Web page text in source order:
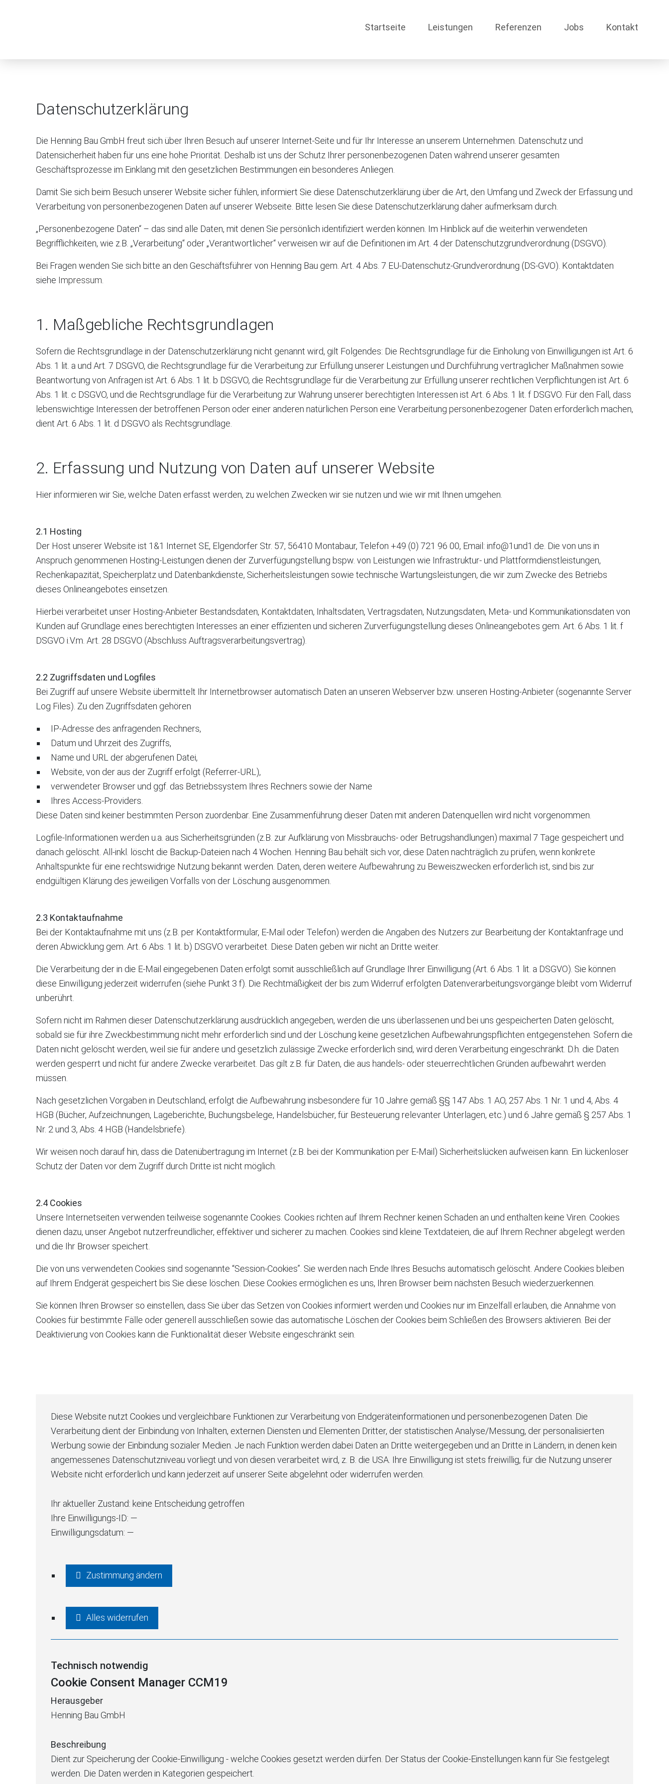
Startseite Leistungen Referenzen Jobs Kontakt
Datenschutzerklärung
Die Henning Bau GmbH freut sich über Ihren Besuch auf unserer Internet-Seite und für Ihr Interesse an unserem Unternehmen. Datenschutz und
Datensicherheit haben für uns eine hohe Priorität. Deshalb ist uns der Schutz Ihrer personenbezogenen Daten während unserer gesamten
Geschäftsprozesse im Einklang mit den gesetzlichen Bestimmungen ein besonderes Anliegen.
Damit Sie sich beim Besuch unserer Website sicher fühlen, informiert Sie diese Datenschutzerklärung über die Art, den Umfang und Zweck der Erfassung und
Verarbeitung von personenbezogenen Daten auf unserer Webseite. Bitte lesen Sie diese Datenschutzerklärung daher aufmerksam durch.
„Personenbezogene Daten“ – das sind alle Daten, mit denen Sie persönlich identifiziert werden können. Im Hinblick auf die weiterhin verwendeten
Begrifflichkeiten, wie z.B. „Verarbeitung“ oder „Verantwortlicher“ verweisen wir auf die Definitionen im Art. 4 der Datenschutzgrundverordnung (DSGVO).
Bei Fragen wenden Sie sich bitte an den Geschäftsführer von Henning Bau gem. Art. 4 Abs. 7 EU-Datenschutz-Grundverordnung (DS-GVO). Kontaktdaten
siehe Impressum
1. Maßgebliche Rechtsgrundlagen
Sofern die Rechtsgrundlage in der Datenschutzerklärung nicht genannt wird, gilt Folgendes: Die Rechtsgrundlage für die Einholung von Einwilligungen ist Art. 6
Abs. 1 lit. a und Art. 7 DSGVO, die Rechtsgrundlage für die Verarbeitung zur Erfüllung unserer Leistungen und Durchführung vertraglicher Maßnahmen sowie
Beantwortung von Anfragen ist Art. 6 Abs. 1 lit. b DSGVO, die Rechtsgrundlage für die Verarbeitung zur Erfüllung unserer rechtlichen Verpflichtungen ist Art. 6
Abs. 1 lit. c DSGVO, und die Rechtsgrundlage für die Verarbeitung zur Wahrung unserer berechtigten Interessen ist Art. 6 Abs. 1 lit. f DSGVO. Für den Fall, dass
lebenswichtige Interessen der betroffenen Person oder einer anderen natürlichen Person eine Verarbeitung personenbezogener Daten erforderlich machen,
dient Art. 6 Abs. 1 lit. d DSGVO als Rechtsgrundlage.
2. Erfassung und Nutzung von Daten auf unserer Website
Hier informieren wir Sie, welche Daten erfasst werden, zu welchen Zwecken wir sie nutzen und wie wir mit Ihnen umgehen.
2.1 Hosting
Der Host unserer Website ist 1&1 Internet SE, Elgendorfer Str. 57, 56410 Montabaur, Telefon +49 (0) 721 96 00, Email: info@1und1.de. Die von uns in
Anspruch genommenen Hosting-Leistungen dienen der Zurverfügungstellung bspw. von Leistungen wie Infrastruktur- und Plattformdienstleistungen,
Rechenkapazität, Speicherplatz und Datenbankdienste, Sicherheitsleistungen sowie technische Wartungsleistungen, die wir zum Zwecke des Betriebs
dieses Onlineangebotes einsetzen.
Hierbei verarbeitet unser Hosting-Anbieter Bestandsdaten, Kontaktdaten, Inhaltsdaten, Vertragsdaten, Nutzungsdaten, Meta- und Kommunikationsdaten von
Kunden auf Grundlage eines berechtigten Interesses an einer effizienten und sicheren Zurverfügungstellung dieses Onlineangebotes gem. Art. 6 Abs. 1 lit. f
DSGVO i.V.m. Art. 28 DSGVO (Abschluss Auftragsverarbeitungsvertrag).
2.2 Zugriffsdaten und Logfiles
Bei Zugriff auf unsere Website übermittelt Ihr Internetbrowser automatisch Daten an unseren Webserver bzw. unseren Hosting-Anbieter (sogenannte Server
Log Files). Zu den Zugriffsdaten gehören
IP-Adresse des anfragenden Rechners,
Datum und Uhrzeit des Zugriffs,
Name und URL der abgerufenen Datei,
Website, von der aus der Zugriff erfolgt (Referrer-URL),
verwendeter Browser und ggf. das Betriebssystem Ihres Rechners sowie der Name
Ihres Access-Providers.
Diese Daten sind keiner bestimmten Person zuordenbar. Eine Zusammenführung dieser Daten mit anderen Datenquellen wird nicht vorgenommen.
Logfile-Informationen werden u.a. aus Sicherheitsgründen (z.B. zur Aufklärung von Missbrauchs- oder Betrugshandlungen) maximal 7 Tage gespeichert und
danach gelöscht. All-inkl. löscht die Backup-Dateien nach 4 Wochen. Henning Bau behält sich vor, diese Daten nachträglich zu prüfen, wenn konkrete
Anhaltspunkte für eine rechtswidrige Nutzung bekannt werden. Daten, deren weitere Aufbewahrung zu Beweiszwecken erforderlich ist, sind bis zur
endgültigen Klärung des jeweiligen Vorfalls von der Löschung ausgenommen.
2.3 Kontaktaufnahme
Bei der Kontaktaufnahme mit uns (z.B. per Kontaktformular, E-Mail oder Telefon) werden die Angaben des Nutzers zur Bearbeitung der Kontaktanfrage und
deren Abwicklung gem. Art. 6 Abs. 1 lit. b) DSGVO verarbeitet. Diese Daten geben wir nicht an Dritte weiter.
Die Verarbeitung der in die E-Mail eingegebenen Daten erfolgt somit ausschließlich auf Grundlage Ihrer Einwilligung (Art. 6 Abs. 1 lit. a DSGVO). Sie können
diese Einwilligung jederzeit widerrufen (siehe Punkt 3 f). Die Rechtmäßigkeit der bis zum Widerruf erfolgten Datenverarbeitungsvorgänge bleibt vom Widerruf
unberührt.
Sofern nicht im Rahmen dieser Datenschutzerklärung ausdrücklich angegeben, werden die uns überlassenen und bei uns gespeicherten Daten gelöscht,
sobald sie für ihre Zweckbestimmung nicht mehr erforderlich sind und der Löschung keine gesetzlichen Aufbewahrungspflichten entgegenstehen. Sofern die
Daten nicht gelöscht werden, weil sie für andere und gesetzlich zulässige Zwecke erforderlich sind, wird deren Verarbeitung eingeschränkt. D.h. die Daten
werden gesperrt und nicht für andere Zwecke verarbeitet. Das gilt z.B. für Daten, die aus handels- oder steuerrechtlichen Gründen aufbewahrt werden
müssen.
Nach gesetzlichen Vorgaben in Deutschland, erfolgt die Aufbewahrung insbesondere für 10 Jahre gemäß §§ 147 Abs. 1 AO, 257 Abs. 1 Nr. 1 und 4, Abs. 4
HGB (Bücher, Aufzeichnungen, Lageberichte, Buchungsbelege, Handelsbücher, für Besteuerung relevanter Unterlagen, etc.) und 6 Jahre gemäß § 257 Abs. 1
Nr. 2 und 3, Abs. 4 HGB (Handelsbriefe).
Wir weisen noch darauf hin, dass die Datenübertragung im Internet (z.B. bei der Kommunikation per E-Mail) Sicherheitslücken aufweisen kann. Ein lückenloser
Schutz der Daten vor dem Zugriff durch Dritte ist nicht möglich.
2.4 Cookies
Unsere Internetseiten verwenden teilweise sogenannte Cookies. Cookies richten auf Ihrem Rechner keinen Schaden an und enthalten keine Viren. Cookies
dienen dazu, unser Angebot nutzerfreundlicher, effektiver und sicherer zu machen. Cookies sind kleine Textdateien, die auf Ihrem Rechner abgelegt werden
und die Ihr Browser speichert.
Die von uns verwendeten Cookies sind sogenannte “Session-Cookies”. Sie werden nach Ende Ihres Besuchs automatisch gelöscht. Andere Cookies bleiben
auf Ihrem Endgerät gespeichert bis Sie diese löschen. Diese Cookies ermöglichen es uns, Ihren Browser beim nächsten Besuch wiederzuerkennen.
Sie können Ihren Browser so einstellen, dass Sie über das Setzen von Cookies informiert werden und Cookies nur im Einzelfall erlauben, die Annahme von
Cookies für bestimmte Fälle oder generell ausschließen sowie das automatische Löschen der Cookies beim Schließen des Browsers aktivieren. Bei der
Deaktivierung von Cookies kann die Funktionalität dieser Website eingeschränkt sein.
Diese Website nutzt Cookies und vergleichbare Funktionen zur Verarbeitung von Endgeräteinformationen und personenbezogenen Daten. Die
Verarbeitung dient der Einbindung von Inhalten, externen Diensten und Elementen Dritter, der statistischen Analyse/Messung, der personalisierten
Werbung sowie der Einbindung sozialer Medien. Je nach Funktion werden dabei Daten an Dritte weitergegeben und an Dritte in Ländern, in denen kein
angemessenes Datenschutzniveau vorliegt und von diesen verarbeitet wird, z. B. die USA. Ihre Einwilligung ist stets freiwillig, für die Nutzung unserer
Website nicht erforderlich und kann jederzeit auf unserer Seite abgelehnt oder widerrufen werden.
Ihr aktueller Zustand: keine Entscheidung getroffen
Ihre Einwilligungs-ID: —
Einwilligungsdatum: —
Zustimmung ändern
Alles widerrufen
Technisch notwendig
Cookie Consent Manager CCM19
Herausgeber
Henning Bau GmbH
Beschreibung
Dient zur Speicherung der Cookie-Einwilligung - welche Cookies gesetzt werden dürfen. Der Status der Cookie-Einstellungen kann für Sie festgelegt
werden. Die Daten werden in Kategorien gespeichert.